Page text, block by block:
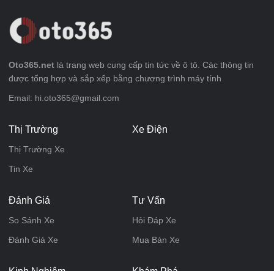
Oto365.net là trang web cung cấp tin tức về ô tô. Các thông tin
được tổng hợp và sắp xếp bằng chương trình máy tính
Email: hi.oto365@gmail.com
Thị Trường
Thị Trường Xe
Tin Xe
Xe Điện
Đánh Giá
So Sánh Xe
Đánh Giá Xe
Tư Vấn
Hỏi Đáp Xe
Mua Bán Xe